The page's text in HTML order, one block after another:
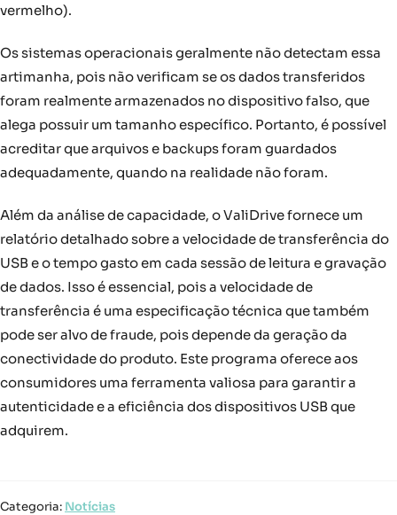
vermelho).
Os sistemas operacionais geralmente não detectam essa
artimanha, pois não verificam se os dados transferidos
foram realmente armazenados no dispositivo falso, que
alega possuir um tamanho específico. Portanto, é possível
acreditar que arquivos e backups foram guardados
adequadamente, quando na realidade não foram.
Além da análise de capacidade, o ValiDrive fornece um
relatório detalhado sobre a velocidade de transferência do
USB e o tempo gasto em cada sessão de leitura e gravação
de dados. Isso é essencial, pois a velocidade de
transferência é uma especificação técnica que também
pode ser alvo de fraude, pois depende da geração da
conectividade do produto. Este programa oferece aos
consumidores uma ferramenta valiosa para garantir a
autenticidade e a eficiência dos dispositivos USB que
adquirem.
Categoria: Notícias